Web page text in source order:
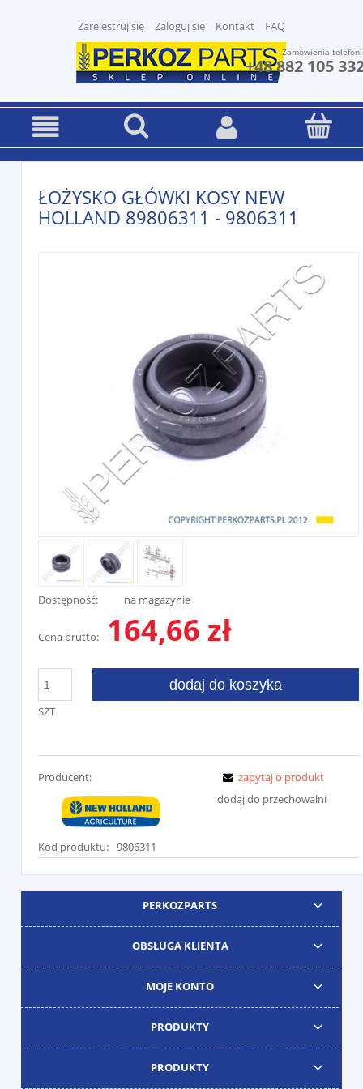
Zarejestruj się Zaloguj się Kontakt FAQ
Zamówienia
+48 882 105
ŁOŻYSKO GŁÓWKI KOSY NEW
HOLLAND 89806311 - 9806311
Dostępność: na magazynie
Cena brutto: 164,66 zł
SZT
dodaj do koszyka
Producent:
Kod produktu: 9806311
zapytaj o produkt
dodaj do przechowalni
PERKOZPARTS
OBSŁUGA KLIENTA
MOJE KONTO
PRODUKTY
PRODUKTY